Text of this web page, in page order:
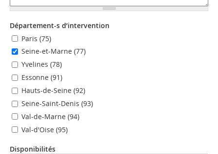
Département-s d’intervention
Paris (75)
Seine-et-Marne (77)
Yvelines (78)
Essonne (91)
Hauts-de-Seine (92)
Seine-Saint-Denis (93)
Val-de-Marne (94)
Val-d'Oise (95)
Disponibilités